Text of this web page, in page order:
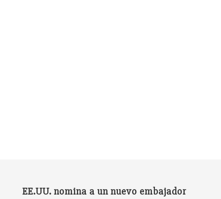
EE.UU. nomina a un nuevo embajador